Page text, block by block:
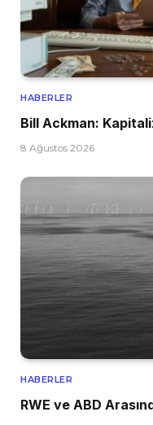
HABERLER
Bill Ackman:
8 Ağustos 2026
HABERLER
RWE ve ABD